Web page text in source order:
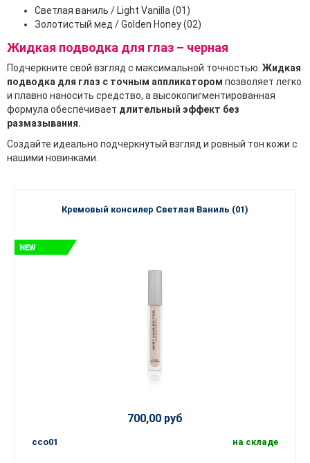
Светлая ваниль / Light Vanilla (01)
Золотистый мед / Golden Honey (02)
Жидкая подводка для глаз – черная
Подчеркните свой взгляд с максимальной точностью. Жидкая
подводка для глаз с точным аппликатором позволяет легко
и плавно наносить средство, а высокопигментированная
формула обеспечивает длительный эффект без
размазывания.
Создайте идеально подчеркнутый взгляд и ровный тон кожи с
нашими новинками.
Кремовый консилер Светлая Ваниль (01)
700,00 руб
cco01 на складе